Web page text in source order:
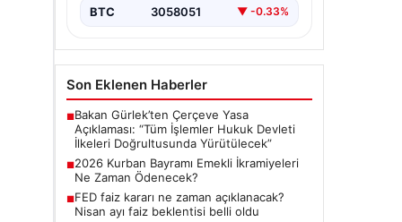
BTC 3058051 ▼ -0.33%
Son Eklenen Haberler
■Bakan Gürlek’ten Çerçeve Yasa
Açıklaması: “Tüm İşlemler Hukuk Devleti
İlkeleri Doğrultusunda Yürütülecek”
■2026 Kurban Bayramı Emekli İkramiyeleri
Ne Zaman Ödenecek?
■FED faiz kararı ne zaman açıklanacak?
Nisan ayı faiz beklentisi belli oldu